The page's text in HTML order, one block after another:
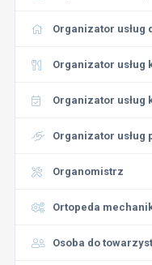
Organizator usług
Organizator usług
Organizator usług
Organizator usług
Organomistrz
Ortopeda
Osoba do